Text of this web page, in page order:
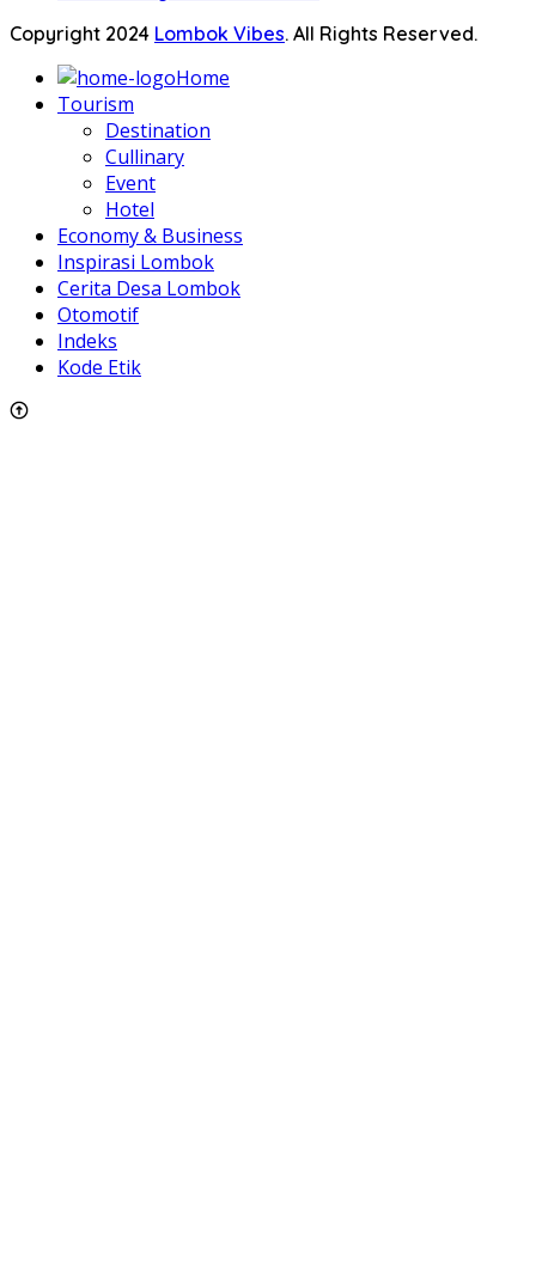
Copyright 2024 Lombok Vibes. All Rights Reserved.
Home
Tourism
Destination
Cullinary
Event
Hotel
Economy & Business
Inspirasi Lombok
Cerita Desa Lombok
Otomotif
Indeks
Kode Etik